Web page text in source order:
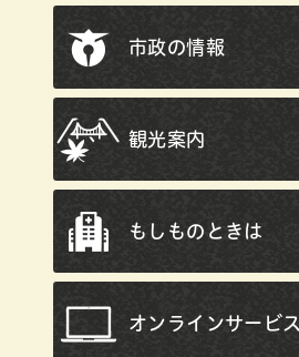
市政の情報
観光案内
もしものときは
オンラインサービス